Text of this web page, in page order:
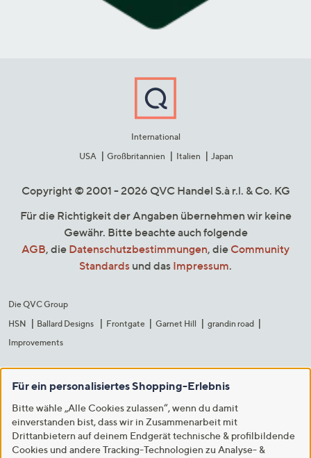
International
USA
Großbritannien Italien Japan
Copyright © 2001 - 2026 QVC Handel S.à r.l. & Co. KG
Für die Richtigkeit der Angaben übernehmen wir keine
Gewähr. Bitte beachte auch folgende
AGB, die Datenschutzbestimmungen, die Community
Standards und das Impressum.
Die QVC Group
HSN
Ballard Designs Frontgate Garnet Hill
grandin road
Improvements
Für ein personalisiertes Shopping-Erlebnis
Bitte wähle „Alle Cookies zulassen“, wenn du damit
einverstanden bist, dass wir in Zusammenarbeit mit
Drittanbietern auf deinem Endgerät technische & profilbildende
Cookies und andere Tracking-Technologien zu Analyse- &